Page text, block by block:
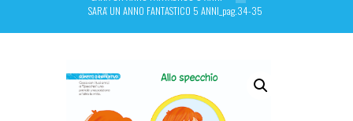
SARA’ UN ANNO FANTASTICO 5 ANNI_pag.34-35